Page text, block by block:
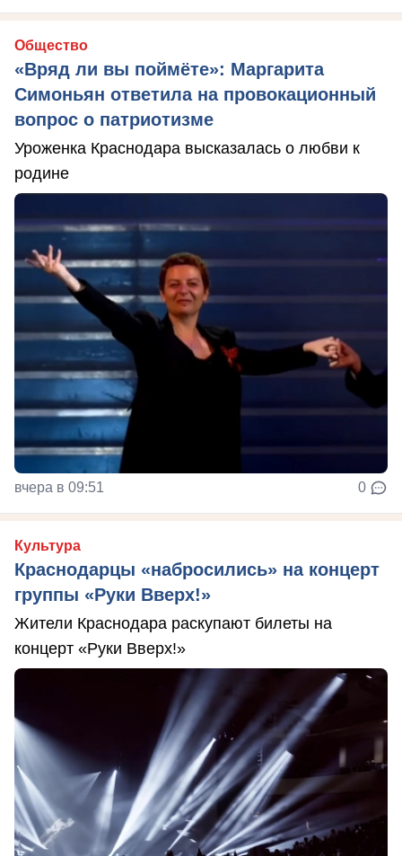
Общество
«Вряд ли вы поймёте»: Маргарита
Симоньян ответила на провокационный
вопрос о патриотизме
Уроженка Краснодара высказалась о любви к
родине
вчера в 09:51 0
Культура
Краснодарцы «набросились» на концерт
группы «Руки Вверх!»
Жители Краснодара раскупают билеты на
концерт «Руки Вверх!»